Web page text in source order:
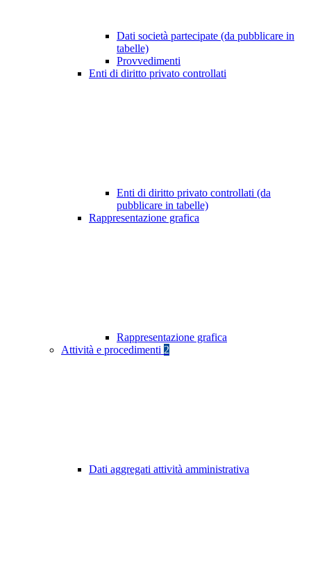
Dati società partecipate (da pubblicare in
tabelle)
Provvedimenti
Enti di diritto privato controllati
Enti di diritto privato controllati (da
pubblicare in tabelle)
Rappresentazione grafica
Rappresentazione grafica
Attività e procedimenti 2
Dati aggregati attività amministrativa